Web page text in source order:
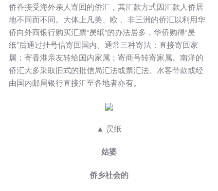
侨眷接受海外亲人寄回的侨汇，其汇款方式因汇款人侨居
地不同而不同。大体上凡美、欧 、非三洲的侨汇以利用华
侨向外商银行购买汇票“昃纸”的办法居多，华侨购得“昃
纸”后通过挂号信寄回国内。通常三种寄法：直接寄回家
属；寄香港亲友转给国内家属；寄商号转寄家属。南洋的
侨汇大多采取旧式的批信局汇法或票汇法。水客带款或经
由国内邮局银行直接汇至各地者亦有。
▲ 昃纸
姑婆
侨乡社会的